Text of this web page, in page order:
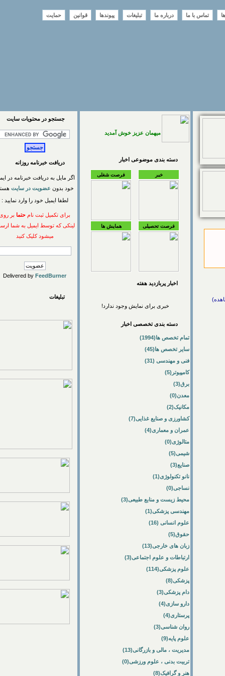
تماس با ما درباره ما تبلیغات پیوندها قوانین حمایت
میهمان عزیز خوش آمدید
دسته بندی موضوعی اخبار
فرصت شغلی
فرصت تحصیلی همایش ها
اخبار پربازديد هفته
خبری برای نمایش وجود ندارد!
دسته بندی تخصصی اخبار
تمام تخصص ها(1994)
سایر تخصص ها(45)
فنی و مهندسی (31)
کامپیوتر(5)
برق(3)
معدن(0)
مکانیک(2)
کشاورزی و صنایع غذایی(7)
عمران و معماری(4)
متالوژی(0)
شیمی(5)
صنایع(3)
نانو تکنولوژی(1)
نساجی(0)
محیط زیست و منابع طبیعی(3)
مهندسی پزشکی(1)
علوم انسانی (16)
حقوق(5)
زبان های خارجی(13)
ارتباطات و علوم اجتماعی(3)
علوم پزشکی(114)
پزشکی(8)
دام پزشکی(3)
دارو سازی(4)
پرستاری(4)
روان شناسی(3)
علوم پایه(9)
مدیریت ، مالی و بازرگانی(13)
تربیت بدنی ، علوم ورزشی(0)
هنر و گرافیک(8)
جستجو در محتويات سايت
دریافت خبرنامه روزانه
اگر مایل به دریافت خبرنامه در ایمیل
خود بدونعضویت در سایتهستید
لطفا ایمیل خود را وارد نمایید :
برای تکمیل ثبت نام حتمابر روی
لینکی که توسط ایمیل به شما ارسال
میشود کلیک کنید
Delivered byFeedBurner
تبلیغات